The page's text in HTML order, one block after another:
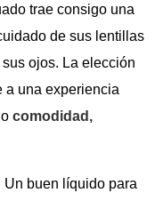
trae consigo una
de sus lentillas
ojos. La elección
a una experiencia
comodidad,
Un buen líquido para